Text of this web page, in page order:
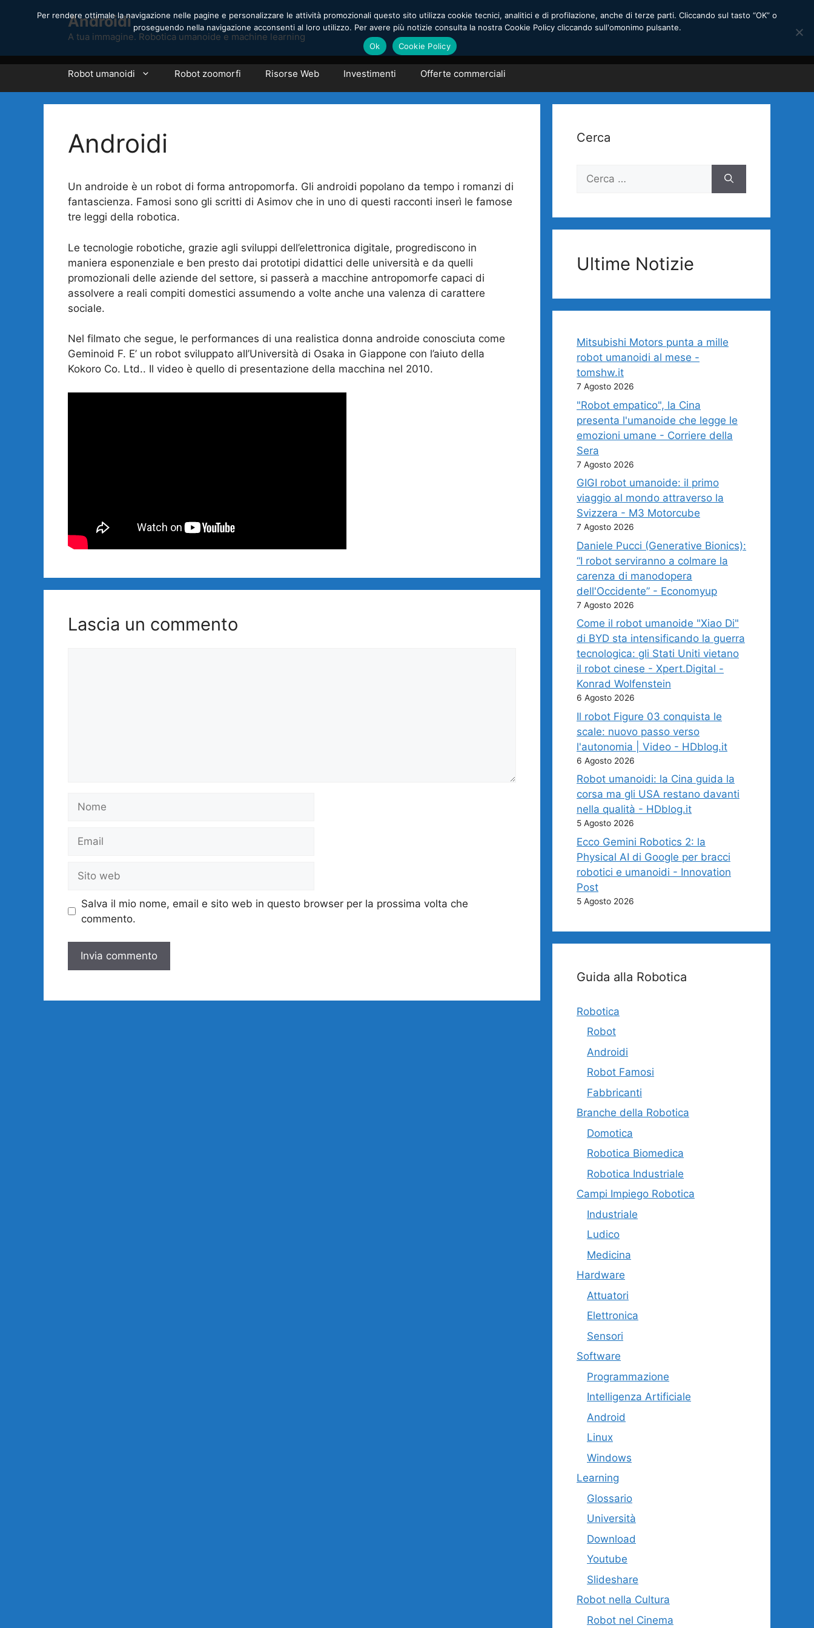
Androidi
A tua immagine. Robotica umanoide e machine learning
Robot umanoidi Robot zoomorfi Risorse Web Investimenti Offerte commerciali
Androidi
Un androide è un robot di forma antropomorfa. Gli androidi popolano da tempo i romanzi di
fantascienza. Famosi sono gli scritti di Asimov che in uno di questi racconti inserì le famose
tre leggi della robotica.
Le tecnologie robotiche, grazie agli sviluppi dell’elettronica digitale, progrediscono in
maniera esponenziale e ben presto dai prototipi didattici delle università e da quelli
promozionali delle aziende del settore, si passerà a macchine antropomorfe capaci di
assolvere a reali compiti domestici assumendo a volte anche una valenza di carattere
sociale.
Nel filmato che segue, le performances di una realistica donna androide conosciuta come
Geminoid F. E’ un robot sviluppato all’Università di Osaka in Giappone con l’aiuto della
Kokoro Co. Ltd.. Il video è quello di presentazione della macchina nel 2010.
Lascia un commento
web
Salva il mio nome, email e sito web in questo browser per la prossima volta che
commento.
Cerca
Ricerca
Ultime Notizie
Mitsubishi Motors punta a mille
robot umanoidi al mese -
tomshw.it
7 Agosto 2026
"Robot empatico", la Cina
presenta l'umanoide che legge le
emozioni umane - Corriere della
Sera
7 Agosto 2026
GIGI robot umanoide: il primo
viaggio al mondo attraverso la
Svizzera - M3 Motorcube
7 Agosto 2026
Daniele Pucci (Generative Bionics):
“I robot serviranno a colmare la
carenza di manodopera
dell'Occidente” - Economyup
7 Agosto 2026
Come il robot umanoide "Xiao Di"
di BYD sta intensificando la guerra
tecnologica: gli Stati Uniti vietano
il robot cinese - Xpert.Digital -
Konrad Wolfenstein
6 Agosto 2026
Il robot Figure 03 conquista le
scale: nuovo passo verso
l'autonomia | Video - HDblog.it
6 Agosto 2026
Robot umanoidi: la Cina guida la
corsa ma gli USA restano davanti
nella qualità - HDblog.it
5 Agosto 2026
Ecco Gemini Robotics 2: la
Physical AI di Google per bracci
robotici e umanoidi - Innovation
Post
5 Agosto 2026
Guida alla Robotica
Robotica
Robot
Androidi
Robot Famosi
Fabbricanti
Branche della Robotica
Domotica
Robotica Biomedica
Robotica Industriale
Campi Impiego Robotica
Industriale
Ludico
Medicina
Hardware
Attuatori
Elettronica
Sensori
Software
Programmazione
Intelligenza Artificiale
Android
Linux
Windows
Learning
Glossario
Università
Download
Youtube
Slideshare
Robot nella Cultura
Robot nel Cinema
Per rendere ottimale la navigazione nelle pagine e personalizzare le attività promozionali questo sito utilizza cookie tecnici, analitici e di profilazione, anche di terze parti. Cliccando sul tasto “OK” o
proseguendo nella navigazione acconsenti al loro utilizzo. Per avere più notizie consulta la nostra Cookie Policy cliccando sull'omonimo pulsante.
Ok
Cookie Policy